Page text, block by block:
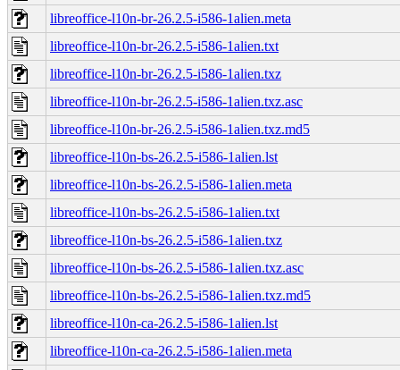
libreoffice-l10n-br-26.2.5-i586-1alien.meta
libreoffice-l10n-br-26.2.5-i586-1alien.txt
libreoffice-l10n-br-26.2.5-i586-1alien.txz
libreoffice-l10n-br-26.2.5-i586-1alien.txz.asc
libreoffice-l10n-br-26.2.5-i586-1alien.txz.md5
libreoffice-l10n-bs-26.2.5-i586-1alien.lst
libreoffice-l10n-bs-26.2.5-i586-1alien.meta
libreoffice-l10n-bs-26.2.5-i586-1alien.txt
libreoffice-l10n-bs-26.2.5-i586-1alien.txz
libreoffice-l10n-bs-26.2.5-i586-1alien.txz.asc
libreoffice-l10n-bs-26.2.5-i586-1alien.txz.md5
libreoffice-l10n-ca-26.2.5-i586-1alien.lst
libreoffice-l10n-ca-26.2.5-i586-1alien.meta